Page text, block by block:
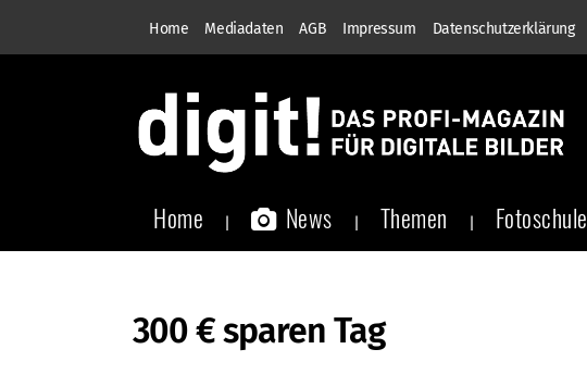
Home Mediadaten AGB Impressum Datenschutzerklärung
Home News Themen Fotoschule
300 € sparen Tag